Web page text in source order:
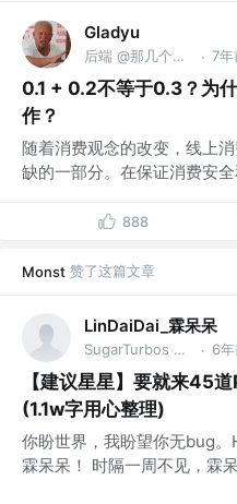
Gladyu
后端 @那几个字不认识 · 7年
0.1 + 0.2不等于0.3？为
作？
随着消费观念的改变，线上
缺的一部分。在保证消费安
888
Monst 赞了这篇文章
LinDaiDai_霖呆呆
SugarTurbos Club 成员 · 6年
【建议星星】要就来45
(1.1w字用心整理)
你盼世界，我盼望你无bug
霖呆呆！ 时隔一周不见，霖